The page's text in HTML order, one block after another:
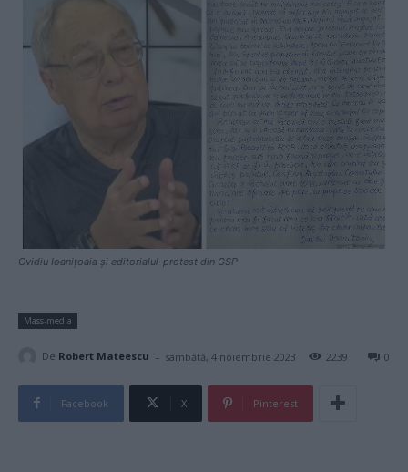
Ovidiu Ioanițoaia și editorialul-protest din GSP
Mass-media
De Robert Mateescu - sâmbătă, 4 noiembrie 2023 0
2239
Facebook X Pinterest